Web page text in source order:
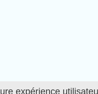
expérience